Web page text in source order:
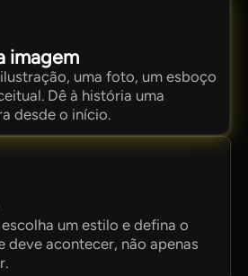
imagem
uma foto, um esboço
Dê à história uma
desde o início.
um estilo e defina o
deve acontecer, não apenas